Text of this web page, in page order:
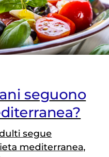
seguono
segue
mediterranea,